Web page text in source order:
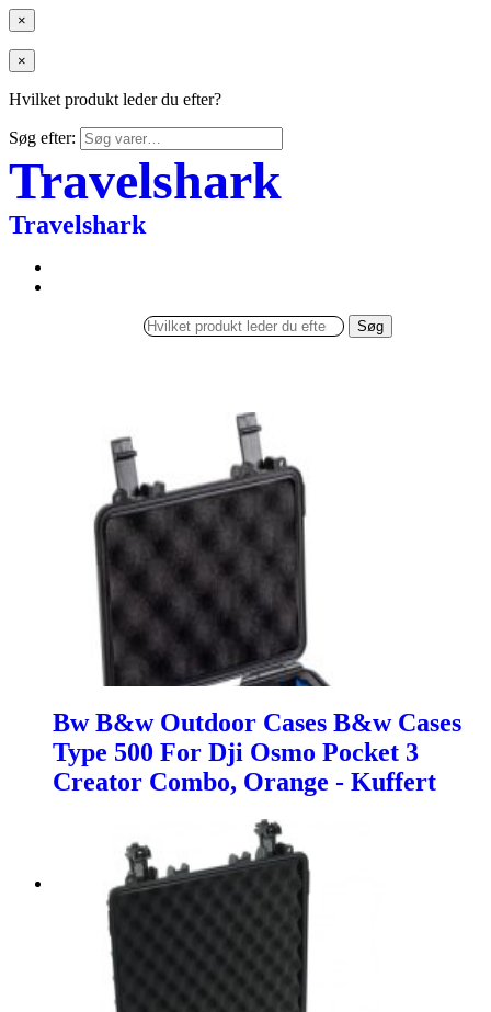
×
×
Hvilket produkt leder du efter?
Søg efter:
Travelshark
Travelshark
Søg
Bw B&w Outdoor Cases B&w Cases
Type 500 For Dji Osmo Pocket 3
Creator Combo, Orange - Kuffert